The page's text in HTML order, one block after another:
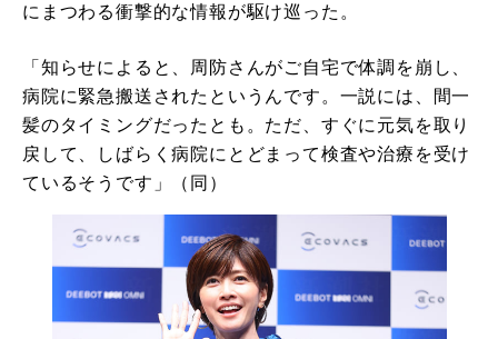
にまつわる衝撃的な情報が駆け巡った。
「知らせによると、周防さんがご自宅で体調を崩し、
病院に緊急搬送されたというんです。一説には、間一
髪のタイミングだったとも。ただ、すぐに元気を取り
戻して、しばらく病院にとどまって検査や治療を受け
ているそうです」（同）